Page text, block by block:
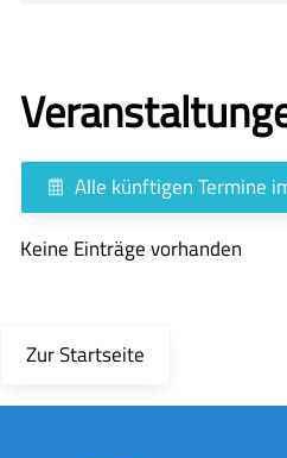
Alle künftigen Termine
Keine Einträge vorhanden
Zur Startseite